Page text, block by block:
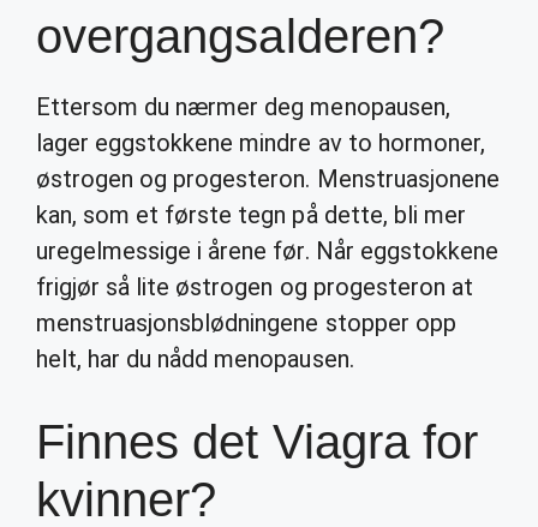
overgangsalderen?
Ettersom du nærmer deg menopausen,
lager eggstokkene mindre av to hormoner,
østrogen og progesteron. Menstruasjonene
kan, som et første tegn på dette, bli mer
uregelmessige i årene før. Når eggstokkene
frigjør så lite østrogen og progesteron at
menstruasjonsblødningene stopper opp
helt, har du nådd menopausen.
Finnes det Viagra for
kvinner?